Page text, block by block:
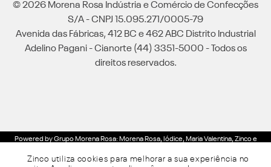
Zinco utiliza cookies para melhorar a sua experiência no
© 2026 Morena Rosa Indústria e Comércio de Confecções
S/A - CNPJ 15.095.271/0005-79
Avenida das Fábricas, 412 BC e 462 ABC Distrito Industrial
Adelino Pagani - Cianorte (44) 3351-5000 - Todos os
direitos reservados.
Powered by Grupo Morena Rosa: Morena Rosa, Iódice, Maria Valentina, Zinco e